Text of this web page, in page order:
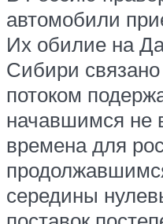
автомобили
Их обилие на
Сибири
потоком
начавшимся не
времена для
середины